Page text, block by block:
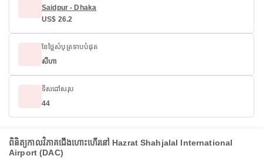
Saidpur - Dhaka
US$ 26.2
ខែថ្លៃសំបុត្រទាបបំផុត
សីហា
ទិសដៅសរុប
44
ពិនិត្យកាលវិភាគជើងហោះហើរ​នៅ Hazrat Shahjalal International
Airport (DAC)